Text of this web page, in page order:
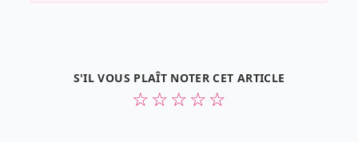
S'IL VOUS PLAÎT NOTER CET ARTICLE
☆
☆
☆
☆
☆